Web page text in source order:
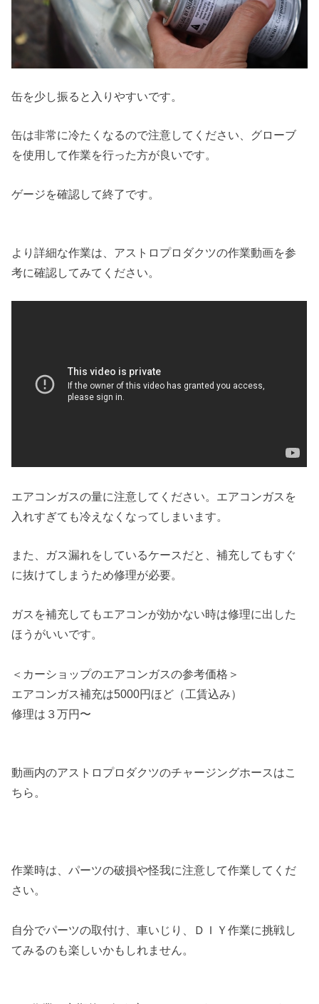
缶を少し振ると入りやすいです。
缶は非常に冷たくなるので注意してください、グローブ
を使用して作業を行った方が良いです。
ゲージを確認して終了です。
より詳細な作業は、アストロプロダクツの作業動画を参
考に確認してみてください。
エアコンガスの量に注意してください。エアコンガスを
入れすぎても冷えなくなってしまいます。
また、ガス漏れをしているケースだと、補充してもすぐ
に抜けてしまうため修理が必要。
ガスを補充してもエアコンが効かない時は修理に出した
ほうがいいです。
＜カーショップのエアコンガスの参考価格＞
エアコンガス補充は5000円ほど（工賃込み）
修理は３万円〜
動画内のアストロプロダクツのチャージングホースはこ
ちら。
作業時は、パーツの破損や怪我に注意して作業してくだ
さい。
自分でパーツの取付け、車いじり、ＤＩＹ作業に挑戦し
てみるのも楽しいかもしれません。